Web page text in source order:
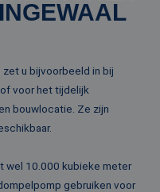
zet u bijvoorbeeld in bij
voor het tijdelijk
bouwlocatie. Ze zijn
wel 10.000 kubieke meter
gebruiken voor